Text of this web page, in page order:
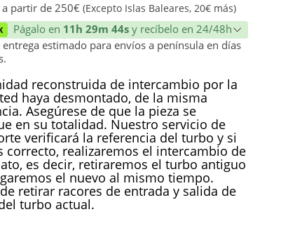
partir de 250€ (Excepto Islas Baleares, 20€ más)
Págalo en 11h 29m 44s y recíbelo en 24/48h
entrega estimado para envíos a península en días
reconstruida de intercambio por la
haya desmontado, de la misma
Asegúrese de que la pieza se
en su totalidad. Nuestro servicio de
verificará la referencia del turbo y si
correcto, realizaremos el intercambio de
es decir, retiraremos el turbo antiguo
el nuevo al mismo tiempo.
retirar racores de entrada y salida de
turbo actual.